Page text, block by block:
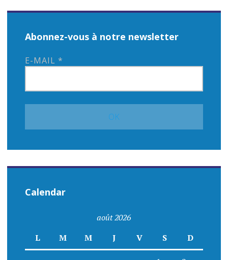
Abonnez-vous à notre newsletter
E-MAIL *
Calendar
août 2026
L
M M J V S D